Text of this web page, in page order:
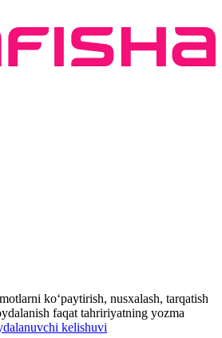
ko‘paytirish, nusxalash, tarqatish
faqat tahririyatning yozma
kelishuvi